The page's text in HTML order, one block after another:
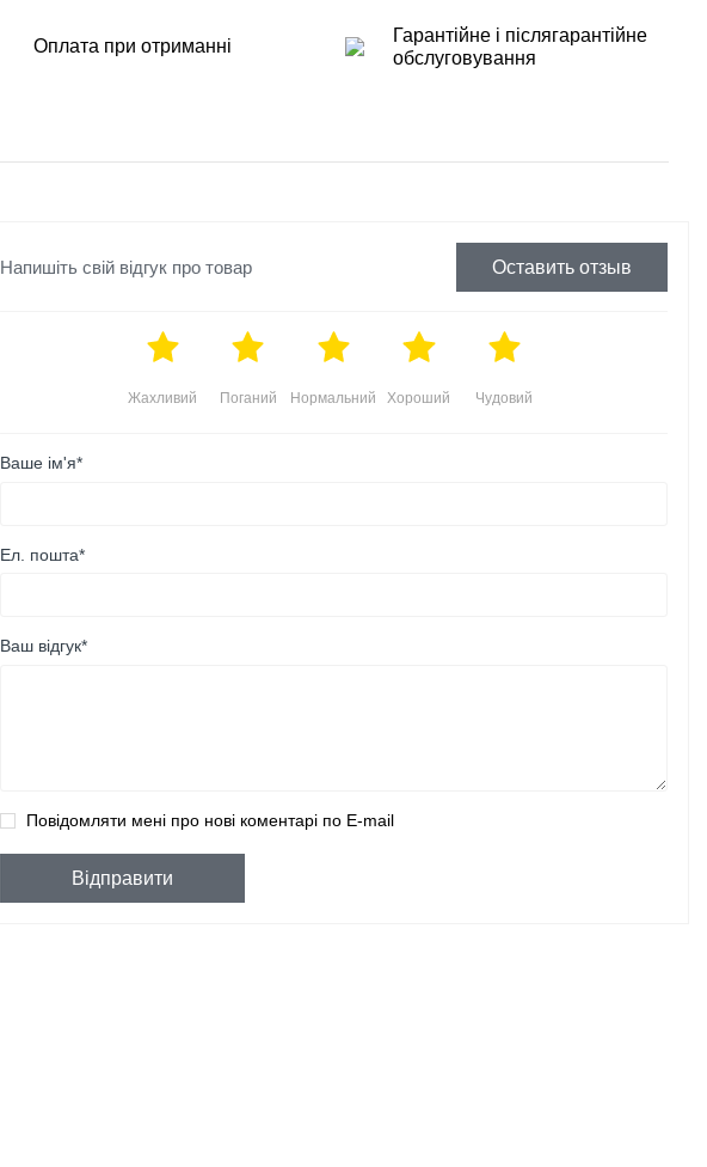
Оплата при отриманні
Гарантійне і післягарантійне
обслуговування
Напишіть свій відгук про товар Оставить отзыв
Чудовий
Хороший
Нормальний
Поганий
Жахливий
Ваше ім'я*
Ел. пошта*
Ваш відгук*
Повідомляти мені про нові коментарі по E-mail
Відправити